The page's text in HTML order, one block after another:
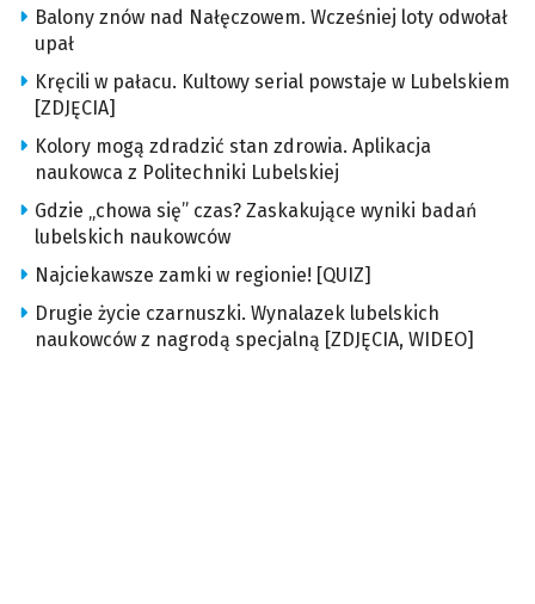
Balony znów nad Nałęczowem. Wcześniej loty odwołał
upał
Kręcili w pałacu. Kultowy serial powstaje w Lubelskiem
[ZDJĘCIA]
Kolory mogą zdradzić stan zdrowia. Aplikacja
naukowca z Politechniki Lubelskiej
Gdzie „chowa się” czas? Zaskakujące wyniki badań
lubelskich naukowców
Najciekawsze zamki w regionie! [QUIZ]
Drugie życie czarnuszki. Wynalazek lubelskich
naukowców z nagrodą specjalną [ZDJĘCIA, WIDEO]